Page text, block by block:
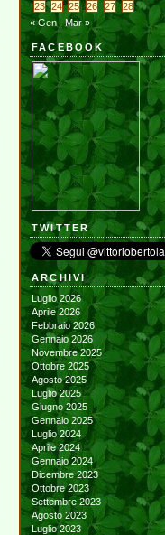
23
24 25 26 27
28
« Gen
Mar »
FACEBOOK
TWITTER
ARCHIVI
Luglio 2026
Aprile 2026
Febbraio 2026
Gennaio 2026
Novembre 2025
Ottobre 2025
Agosto 2025
Luglio 2025
Giugno 2025
Gennaio 2025
Luglio 2024
Aprile 2024
Gennaio 2024
Dicembre 2023
Ottobre 2023
Settembre 2023
Agosto 2023
Luglio 2023